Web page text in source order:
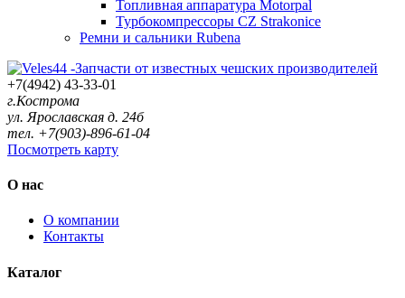
Топливная аппаратура Motorpal
Турбокомпрессоры CZ Strakonice
Ремни и сальники Rubena
+7(4942) 43-33-01
г.Кострома
ул. Ярославская д. 24б
тел. +7(903)-896-61-04
Посмотреть карту
О нас
О компании
Контакты
Каталог